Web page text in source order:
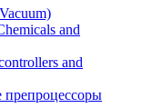
and
and